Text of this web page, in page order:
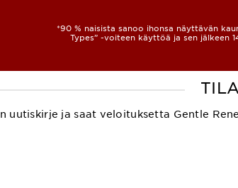
*90 % naisista sanoo ihonsa näyttävän
Types” -voiteen käyttöä ja sen jälkeen
uutiskirje ja saat veloituksetta Gentle